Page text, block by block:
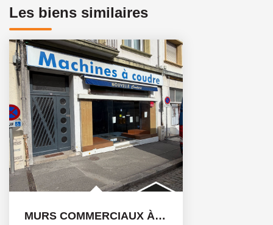
Les biens similaires
MURS COMMERCIAUX À VENDRE AU CENTRE VILLE DE LORIENT